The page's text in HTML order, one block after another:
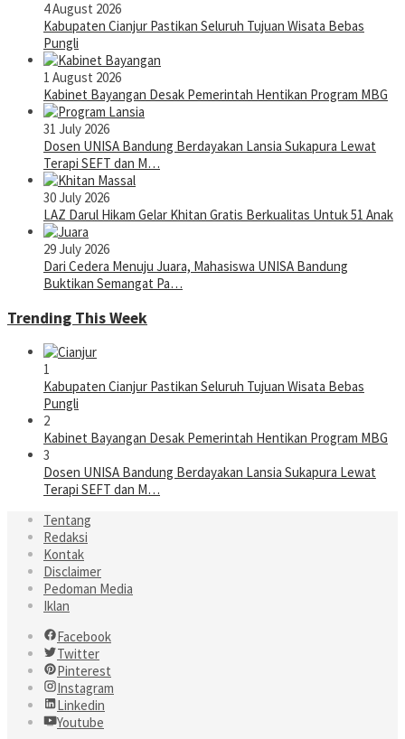
4 August 2026
Kabupaten Cianjur Pastikan Seluruh Tujuan Wisata Bebas
Pungli
1 August 2026
Kabinet Bayangan Desak Pemerintah Hentikan Program MBG
31 July 2026
Dosen UNISA Bandung Berdayakan Lansia Sukapura Lewat
Terapi SEFT dan M…
30 July 2026
LAZ Darul Hikam Gelar Khitan Gratis Berkualitas Untuk 51 Anak
29 July 2026
Dari Cedera Menuju Juara, Mahasiswa UNISA Bandung
Buktikan Semangat Pa…
Trending This Week
1
Kabupaten Cianjur Pastikan Seluruh Tujuan Wisata Bebas
Pungli
2
Kabinet Bayangan Desak Pemerintah Hentikan Program MBG
3
Dosen UNISA Bandung Berdayakan Lansia Sukapura Lewat
Terapi SEFT dan M…
Tentang
Redaksi
Kontak
Disclaimer
Pedoman Media
Iklan
Facebook
Twitter
Pinterest
Instagram
Linkedin
Youtube